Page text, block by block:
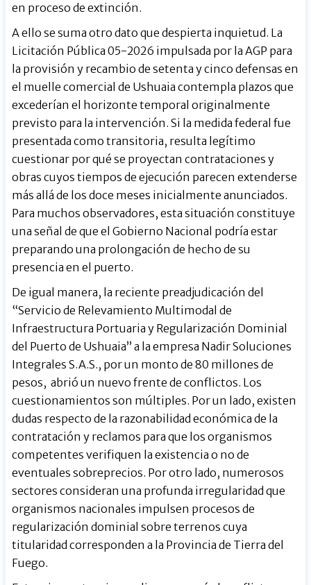
en proceso de extinción.
A ello se suma otro dato que despierta inquietud. La
Licitación Pública 05-2026 impulsada por la AGP para
la provisión y recambio de setenta y cinco defensas en
el muelle comercial de Ushuaia contempla plazos que
excederían el horizonte temporal originalmente
previsto para la intervención. Si la medida federal fue
presentada como transitoria, resulta legítimo
cuestionar por qué se proyectan contrataciones y
obras cuyos tiempos de ejecución parecen extenderse
más allá de los doce meses inicialmente anunciados.
Para muchos observadores, esta situación constituye
una señal de que el Gobierno Nacional podría estar
preparando una prolongación de hecho de su
presencia en el puerto.
De igual manera, la reciente preadjudicación del
“Servicio de Relevamiento Multimodal de
Infraestructura Portuaria y Regularización Dominial
del Puerto de Ushuaia” a la empresa Nadir Soluciones
Integrales S.A.S., por un monto de 80 millones de
pesos, abrió un nuevo frente de conflictos. Los
cuestionamientos son múltiples. Por un lado, existen
dudas respecto de la razonabilidad económica de la
contratación y reclamos para que los organismos
competentes verifiquen la existencia o no de
eventuales sobreprecios. Por otro lado, numerosos
sectores consideran una profunda irregularidad que
organismos nacionales impulsen procesos de
regularización dominial sobre terrenos cuya
titularidad corresponden a la Provincia de Tierra del
Fuego.